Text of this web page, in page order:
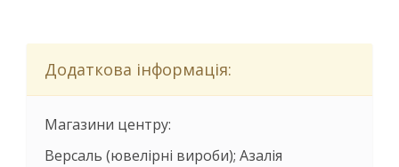
Додаткова інформація:
Магазини центру:
Версаль (ювелірні вироби); Азалія